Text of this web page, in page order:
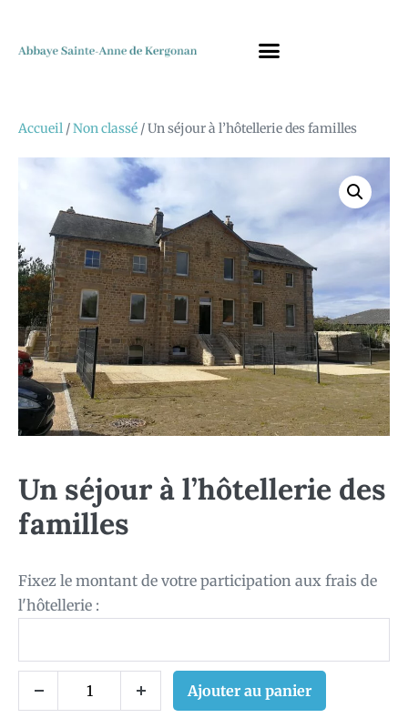
Accueil /Non classé / Un séjour à l’hôtellerie des familles
Un séjour à l’hôtellerie des
familles
Fixez le montant de votre participation aux frais de
l'hôtellerie :
Ajouter au panier